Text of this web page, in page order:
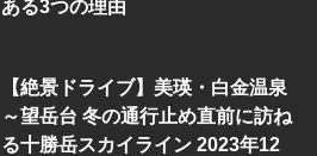
ある3つの理由
【絶景ドライブ】美瑛・白金温泉
～望岳台 冬の通行止め直前に訪ね
る十勝岳スカイライン 2023年12